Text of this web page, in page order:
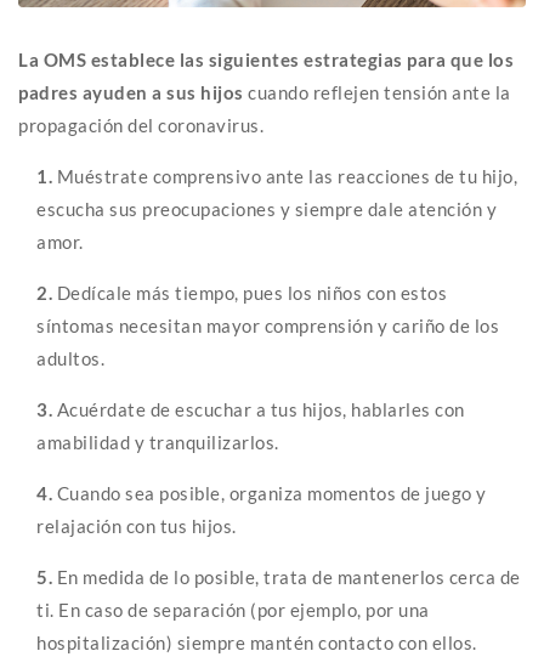
La OMS establece las siguientes estrategias para que los
padres ayuden a sus hijos cuando reflejen tensión ante la
propagación del coronavirus.
1. Muéstrate comprensivo ante las reacciones de tu hijo,
escucha sus preocupaciones y siempre dale atención y
amor.
2. Dedícale más tiempo, pues los niños con estos
síntomas necesitan mayor comprensión y cariño de los
adultos.
3. Acuérdate de escuchar a tus hijos, hablarles con
amabilidad y tranquilizarlos.
4. Cuando sea posible, organiza momentos de juego y
relajación con tus hijos.
5. En medida de lo posible, trata de mantenerlos cerca de
ti. En caso de separación (por ejemplo, por una
hospitalización) siempre mantén contacto con ellos.